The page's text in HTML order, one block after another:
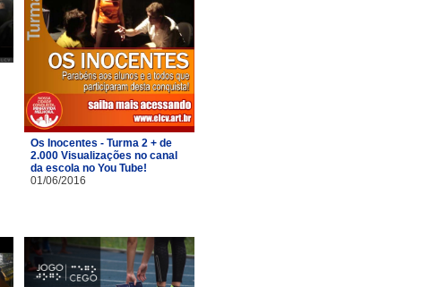
Os Inocentes - Turma 2 + de
2.000 Visualizações no canal
da escola no You Tube!
01/06/2016